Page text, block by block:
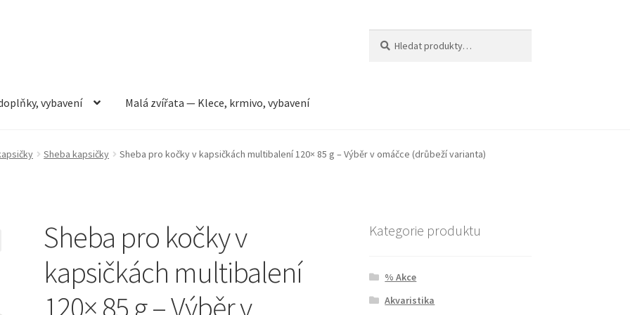
vybavení Malá zvířata — Klece, krmivo, vybavení
vybavení Můj účet Obchod Pokladna Vše pro kočky
Sheba kapsičky Sheba pro kočky v kapsičkách multibalení 120× 85 g – Výběr v omáčce (drůbeží varianta)
Sheba pro kočky v
kapsičkách multibalení
120× 85 g – Výběr v
Kategorie produktu
% Akce
Akvaristika